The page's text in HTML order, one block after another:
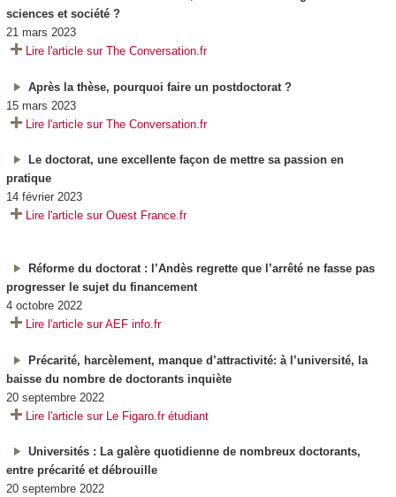
sciences et société ?
21 mars 2023
Lire l'article sur The Conversation.fr
Après la thèse, pourquoi faire un postdoctorat ?
15 mars 2023
Lire l'article sur The Conversation.fr
Le doctorat, une excellente façon de mettre sa passion en
pratique
14 février 2023
Lire l'article sur Ouest France.fr
Réforme du doctorat : l’Andès regrette que l’arrêté ne fasse pas
progresser le sujet du financement
4 octobre 2022
Lire l'article sur AEF info.fr
Précarité, harcèlement, manque d’attractivité: à l’université, la
baisse du nombre de doctorants inquiète
20 septembre 2022
Lire l'article sur Le Figaro.frétudiant
Universités : La galère quotidienne de nombreux doctorants,
entre précarité et débrouille
20 septembre 2022